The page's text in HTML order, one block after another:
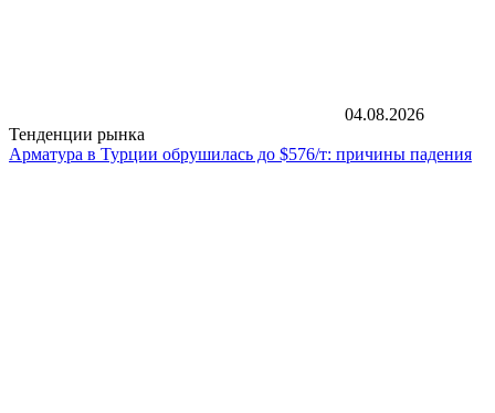
04.08.2026
Тенденции рынка
Арматура в Турции обрушилась до $576/т: причины падения